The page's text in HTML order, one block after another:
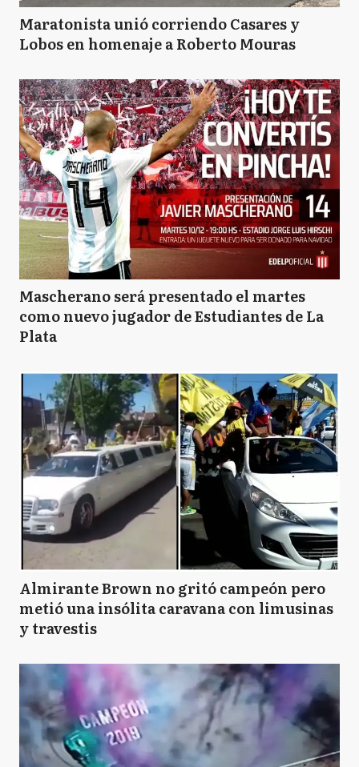
Maratonista unió corriendo Casares y
Lobos en homenaje a Roberto Mouras
Mascherano será presentado el martes
como nuevo jugador de Estudiantes de La
Plata
Almirante Brown no gritó campeón pero
metió una insólita caravana con limusinas
y travestis